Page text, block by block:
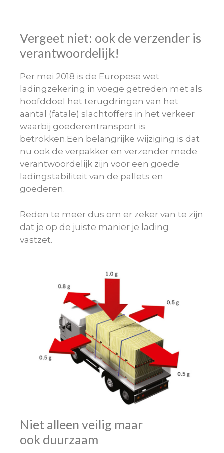
Vergeet niet: ook de verzender is
verantwoordelijk!
Per mei 2018 is de Europese wet
ladingzekering in voege getreden met als
hoofddoel het terugdringen van het
aantal (fatale) slachtoffers in het verkeer
waarbij goederentransport is
betrokken.Een belangrijke wijziging is dat
nu ook de verpakker en verzender mede
verantwoordelijk zijn voor een goede
ladingstabiliteit van de pallets en
goederen.
Reden te meer dus om er zeker van te zijn
dat je op de juiste manier je lading
vastzet.
Niet alleen veilig maar
ook duurzaam